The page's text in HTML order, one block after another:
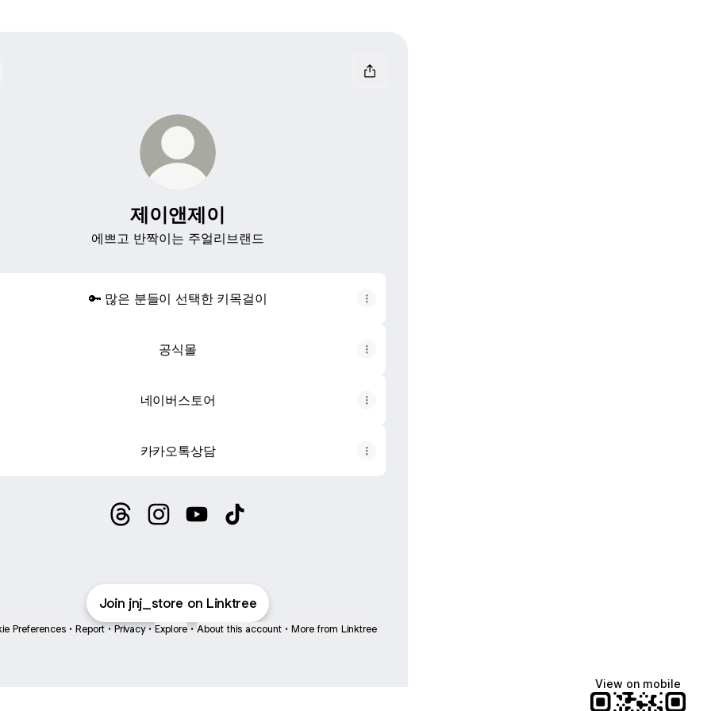
제이앤제이
에쁘고 반짝이는 주얼리브랜드
🔑 많은 분들이 선택한 키목걸이
공식몰
네이버스토어
카카오톡상담
Join jnj_store on Linktree
Preferences • Report • Privacy • Explore • About this account • More from Linktree
View on mobile